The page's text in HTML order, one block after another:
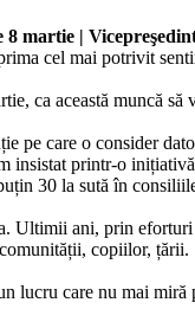
martie |
cel mai potrivit
ca această muncă
pe care o consider
insistat printr-o
30 la sută în
Ultimii ani, prin
copiilor, țării.
lucru care nu mai miră